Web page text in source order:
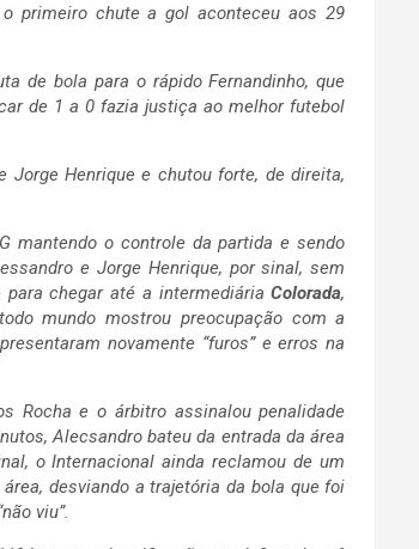
primeiro chute a gol aconteceu aos 29
de bola para o rápido Fernandinho, que
de 1 a 0 fazia justiça ao melhor futebol
Jorge Henrique e chutou forte, de direita,
mantendo o controle da partida e sendo
e Jorge Henrique, por sinal, sem
para chegar até a intermediáriaColorada,
mundo mostrou preocupação com a
novamente “furos” e erros na
Rocha e o árbitro assinalou penalidade
Alecsandro bateu da entrada da área
o Internacional ainda reclamou de um
desviando a trajetória da bola que foi
viu”.